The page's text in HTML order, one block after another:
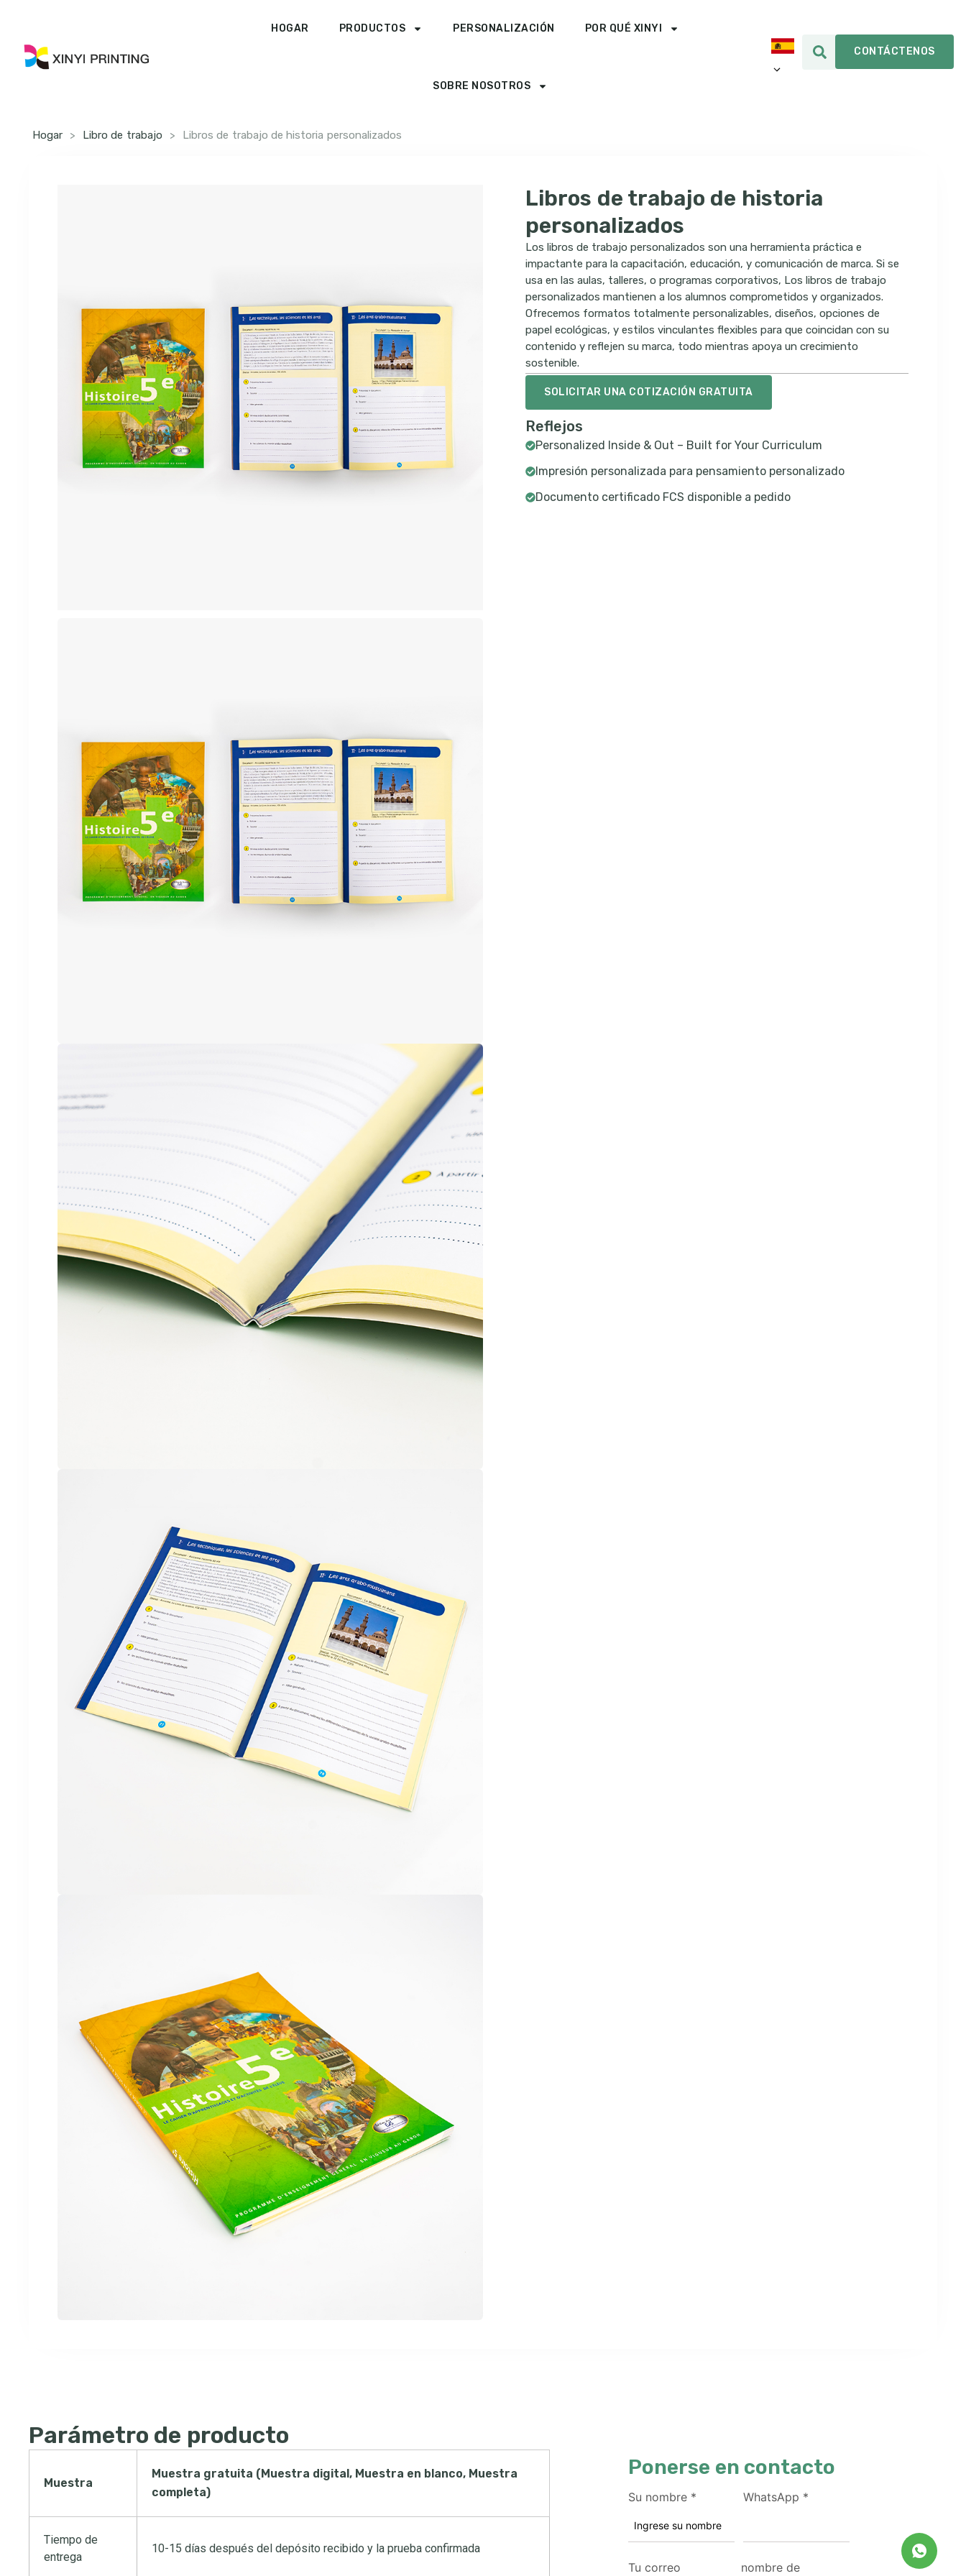
HOGAR PRODUCTOS PERSONALIZACIÓN POR QUÉ XINYI
SOBRE NOSOTROS
CONTÁCTENOS
Hogar > Libro de trabajo > Libros de trabajo de historia personalizados
Libros de trabajo de historia
personalizados
Los libros de trabajo personalizados son una herramienta práctica e
impactante para la capacitación, educación, y comunicación de marca. Si se
usa en las aulas, talleres, o programas corporativos, Los libros de trabajo
personalizados mantienen a los alumnos comprometidos y organizados.
Ofrecemos formatos totalmente personalizables, diseños, opciones de
papel ecológicas, y estilos vinculantes flexibles para que coincidan con su
contenido y reflejen su marca, todo mientras apoya un crecimiento
sostenible.
SOLICITAR UNA COTIZACIÓN GRATUITA
Reflejos
Personalized Inside & Out – Built for Your Curriculum
Impresión personalizada para pensamiento personalizado
Documento certificado FCS disponible a pedido
Parámetro de producto
Muestra
Muestra gratuita (Muestra digital, Muestra en blanco, Muestra
completa)
Tiempo de
entrega
10-15 días después del depósito recibido y la prueba confirmada
Ponerse en contacto
Su nombre * WhatsApp *
Tu correo nombre de